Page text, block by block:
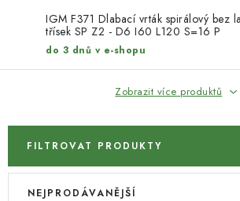
NÁSTROJE PRO STOLAŘE
NÁSTROJE PRO OPRACOVÁNÍ KOVU
NÁSTROJE PRO FRÉZOVÁNÍ
NÁSTROJE PRO ŘEZÁNÍ KOVU
IGM F371 Dlabací vrták spirálový bez
třísek SP Z2 - D6 I60 L120 S=16 P
do 3 dnů v e-shopu
Zobrazit více produktů
FILTROVAT PRODUKTY
V
Ř
NEJPRODÁVANĚJŠÍ